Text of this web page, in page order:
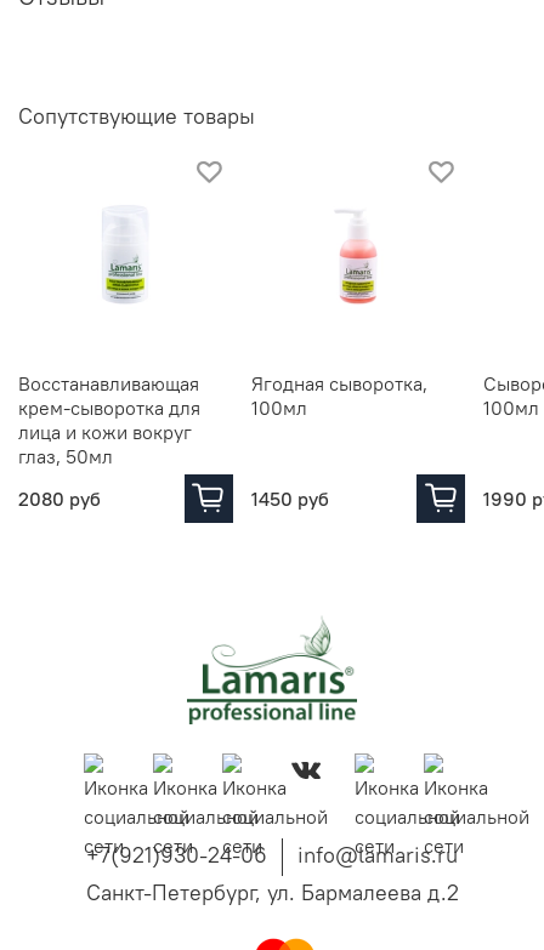
Сопутствующие товары
Восстанавливающая
крем-сыворотка для
лица и кожи вокруг
глаз, 50мл
2080 руб
Ягодная сыворотка,
100мл
1450 руб
100мл
1990
+7(921)930-24-06
info@lamaris.ru
Санкт-Петербург, ул. Бармалеева д.2